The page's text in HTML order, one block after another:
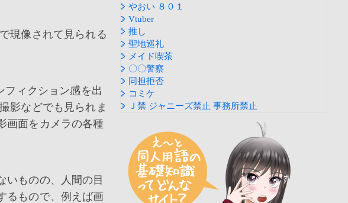
現像されて見られる
フィクション感を出
影などでも見られま
画面をカメラの各種
ものの、人間の目
るもので、例えば画
やおい ８０１
Vtuber
推し
聖地巡礼
メイド喫茶
〇〇警察
同担拒否
コミケ
Ｊ禁 ジャニーズ禁止 事務所禁止